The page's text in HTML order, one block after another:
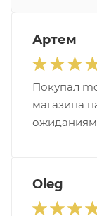
Артем
Покупал
магазина
Oleg